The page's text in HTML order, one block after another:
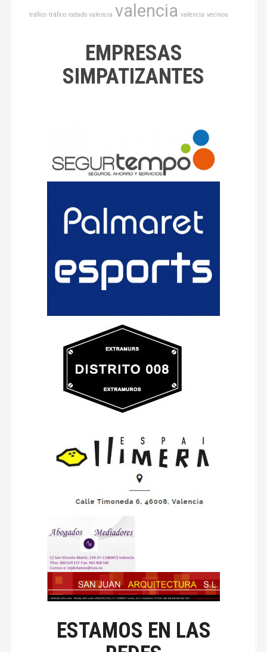
tráfico tráfico rodado valencia valencia valència vecinos
EMPRESAS
SIMPATIZANTES
ESTAMOS EN LAS